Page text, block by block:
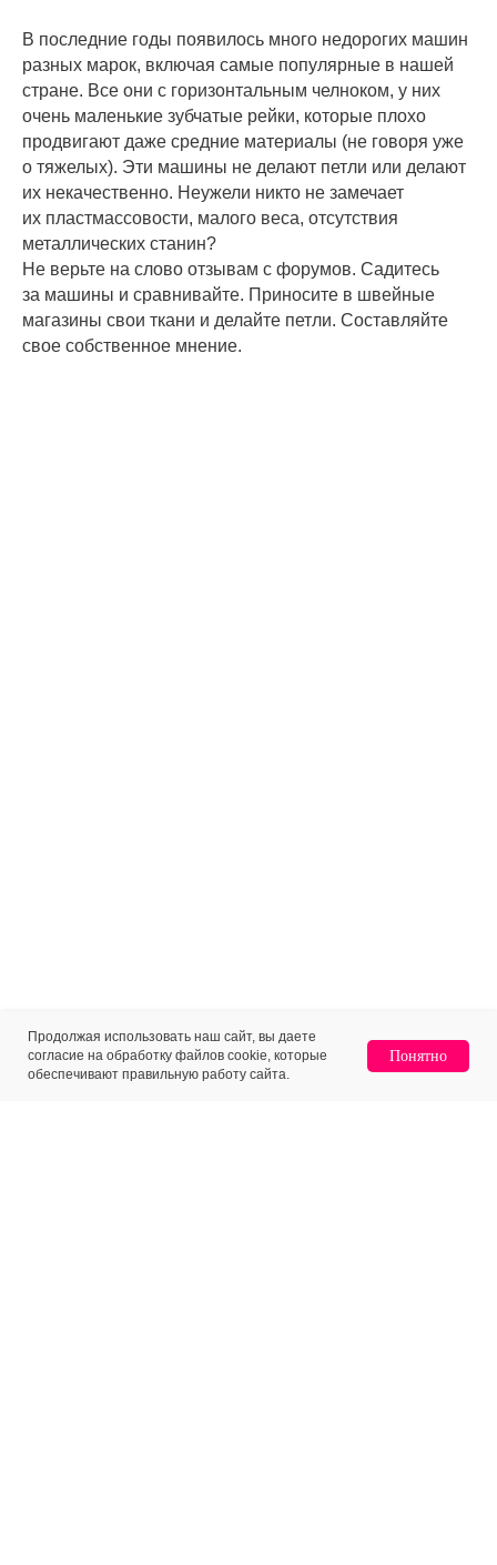
Продолжая использовать наш сайт, вы даете
согласие на обработку файлов cookie, которые
обеспечивают правильную работу сайта.
Понятно
В последние годы появилось много недорогих машин
разных марок, включая самые популярные в нашей
стране. Все они с горизонтальным челноком, у них
очень маленькие зубчатые рейки, которые плохо
продвигают даже средние материалы (не говоря уже
о тяжелых). Эти машины не делают петли или делают
их некачественно. Неужели никто не замечает
их пластмассовости, малого веса, отсутствия
металлических станин?
Не верьте на слово отзывам с форумов. Садитесь
за машины и сравнивайте. Приносите в швейные
магазины свои ткани и делайте петли. Составляйте
свое собственное мнение.